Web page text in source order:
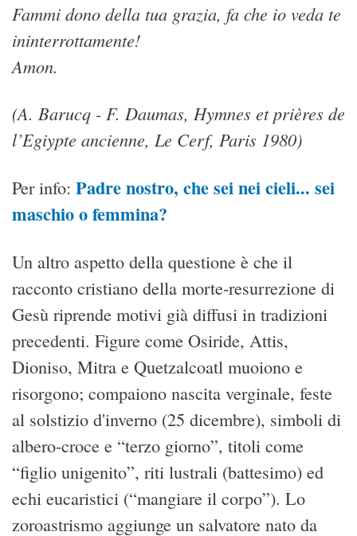
Fammi dono della tua grazia, fa che io veda te
ininterrottamente!
Amon.
(A. Barucq - F. Daumas, Hymnes et prières de
l’Egiypte ancienne, Le Cerf, Paris 1980)
Per info: Padre nostro, che sei nei cieli... sei
maschio o femmina?
Un altro aspetto della questione è che il
racconto cristiano della morte-resurrezione di
Gesù riprende motivi già diffusi in tradizioni
precedenti. Figure come Osiride, Attis,
Dioniso, Mitra e Quetzalcoatl muoiono e
risorgono; compaiono nascita verginale, feste
al solstizio d'inverno (25 dicembre), simboli di
albero-croce e “terzo giorno”, titoli come
“figlio unigenito”, riti lustrali (battesimo) ed
echi eucaristici (“mangiare il corpo”). Lo
zoroastrismo aggiunge un salvatore nato da